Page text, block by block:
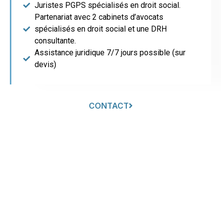
Juristes PGPS spécialisés en droit social.
Partenariat avec 2 cabinets d’avocats
spécialisés en droit social et une DRH
consultante.
Assistance juridique 7/7 jours possible (sur
devis)
CONTACT